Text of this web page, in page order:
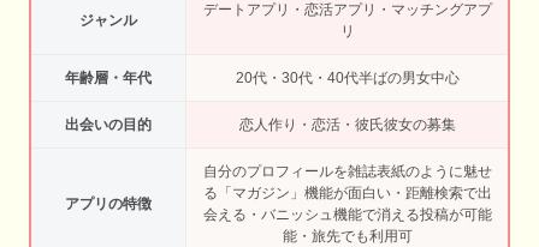
ジャンル
デートアプリ・恋活アプリ・マッチングアプ
リ
年齢層・年代 20代・30代・40代半ばの男女中心
出会いの目的 恋人作り・恋活・彼氏彼女の募集
アプリの特徴
自分のプロフィールを雑誌表紙のように魅せ
る「マガジン」機能が面白い・距離検索で出
会える・バニッシュ機能で消える投稿が可能
能・旅先でも利用可